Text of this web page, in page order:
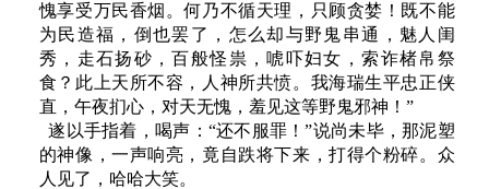
愧享受万民香烟。何乃不循天理，只顾贪婪！既不能
为民造福，倒也罢了，怎么却与野鬼串通，魅人闺
秀，走石扬砂，百般怪祟，唬吓妇女，索诈楮帛祭
食？此上天所不容，人神所共愤。我海瑞生平忠正侠
直，午夜扪心，对天无愧，羞见这等野鬼邪神！”
遂以手指着，喝声：“还不服罪！”说尚未毕，那泥塑
的神像，一声响亮，竟自跌将下来，打得个粉碎。众
人见了，哈哈大笑。